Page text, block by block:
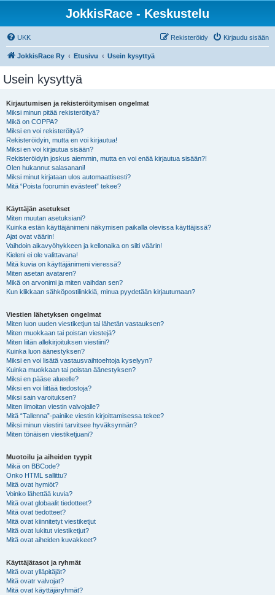
JokkisRace - Keskustelu
UKK Kirjaudu sisään
Rekisteröidy
JokkisRace Ry Etusivu Usein kysyttyä
Usein kysyttyä
Kirjautumisen ja rekisteröitymisen ongelmat
Miksi minun pitää rekisteröityä?
Mikä on COPPA?
Miksi en voi rekisteröityä?
Rekisteröidyin, mutta en voi kirjautua!
Miksi en voi kirjautua sisään?
Rekisteröidyin joskus aiemmin, mutta en voi enää kirjautua sisään?!
Olen hukannut salasanani!
Miksi minut kirjataan ulos automaattisesti?
Mitä “Poista foorumin evästeet” tekee?
Käyttäjän asetukset
Miten muutan asetuksiani?
Kuinka estän käyttäjänimeni näkymisen paikalla olevissa käyttäjissä?
Ajat ovat väärin!
Vaihdoin aikavyöhykkeen ja kellonaika on silti väärin!
Kieleni ei ole valittavana!
Mitä kuvia on käyttäjänimeni vieressä?
Miten asetan avataren?
Mikä on arvonimi ja miten vaihdan sen?
Kun klikkaan sähköpostilinkkiä, minua pyydetään kirjautumaan?
Viestien lähetyksen ongelmat
Miten luon uuden viestiketjun tai lähetän vastauksen?
Miten muokkaan tai poistan viestejä?
Miten liitän allekirjoituksen viestiini?
Kuinka luon äänestyksen?
Miksi en voi lisätä vastausvaihtoehtoja kyselyyn?
Kuinka muokkaan tai poistan äänestyksen?
Miksi en pääse alueelle?
Miksi en voi liittää tiedostoja?
Miksi sain varoituksen?
Miten ilmoitan viestin valvojalle?
Mitä “Tallenna”-painike viestin kirjoittamisessa tekee?
Miksi minun viestini tarvitsee hyväksynnän?
Miten tönäisen viestiketjuani?
Muotoilu ja aiheiden tyypit
Mikä on BBCode?
Onko HTML sallittu?
Mitä ovat hymiöt?
Voinko lähettää kuvia?
Mitä ovat globaalit tiedotteet?
Mitä ovat tiedotteet?
Mitä ovat kiinnitetyt viestiketjut
Mitä ovat lukitut viestiketjut?
Mitä ovat aiheiden kuvakkeet?
Käyttäjätasot ja ryhmät
Mitä ovat ylläpitäjät?
Mitä ovatr valvojat?
Mitä ovat käyttäjäryhmät?